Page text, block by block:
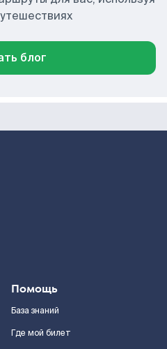
блог
Помощь
База знаний
Где мой билет